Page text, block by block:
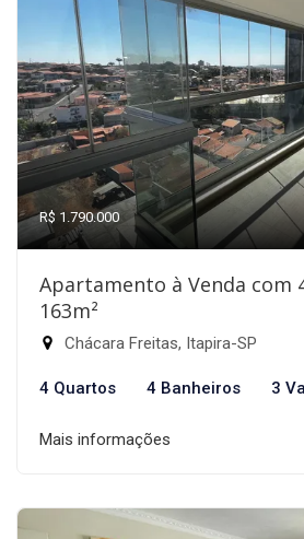
R$ 1.790.000
Apartamento à Venda com
163m²
Chácara Freitas, Itapira-SP
4 Quartos 4 Banheiros 3
Mais informações